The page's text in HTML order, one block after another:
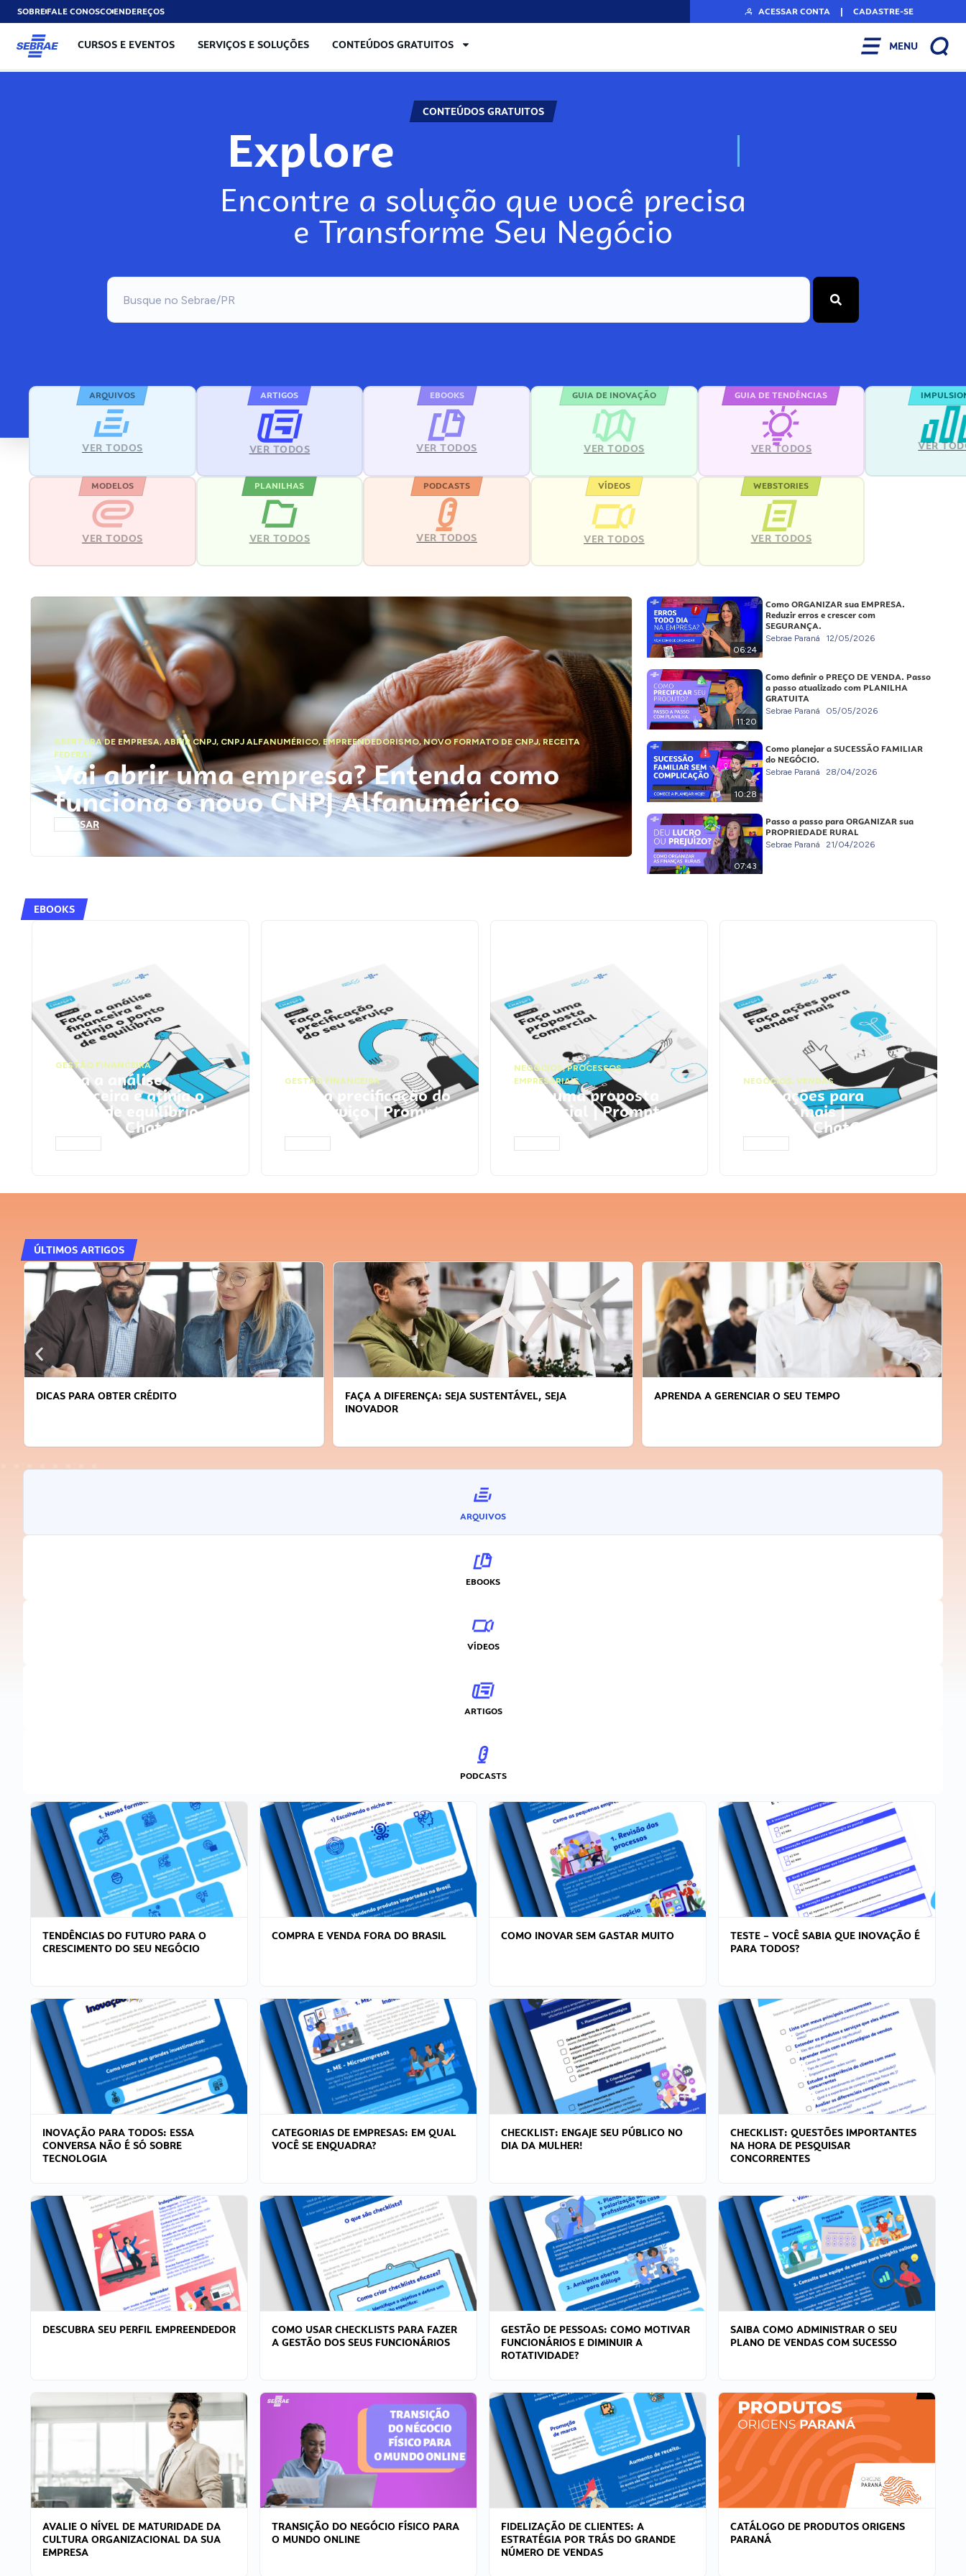
SOBREFALE CONOSCOENDEREÇOS ACESSAR CONTA | CADASTRE-SE
CURSOS E EVENTOS SERVIÇOS E SOLUÇÕES CONTEÚDOS GRATUITOS MENU
CONTEÚDOS GRATUITOS
Explore N
Encontre a solução que você precisa
e Transforme Seu Negócio
ARQUIVOS
VER TODOS
ARTIGOS
VER TODOS
EBOOKS
VER TODOS
GUIA DE INOVAÇÃO
VER TODOS
GUIA DE TENDÊNCIAS
VER TODOS VER
MODELOS
VER TODOS
PLANILHAS
VER TODOS
PODCASTS
VER TODOS
VÍDEOS
VER TODOS
WEBSTORIES
VER TODOS
ABERTURA DE EMPRESA,ABRIR CNPJ, CNPJ ALFANUMÉRICO, EMPREENDEDORISMO,NOVO FORMATO DE CNPJ,RECEITA
FEDERAL
Vai abrir uma empresa? Entenda como
funciona o novo CNPJ Alfanumérico
ACESSAR
06:24
Como ORGANIZAR sua EMPRESA.
Reduzir erros e crescer com
SEGURANÇA.
Sebrae Paraná 12/05/2026
11:20
Como definir o PREÇO DE VENDA. Passo
a passo atualizado com PLANILHA
GRATUITA
Sebrae Paraná 05/05/2026
10:28
Como planejar a SUCESSÃO FAMILIAR
do NEGÓCIO.
Sebrae Paraná 28/04/2026
07:43
Passo a passo para ORGANIZAR sua
PROPRIEDADE RURAL
Sebrae Paraná 21/04/2026
EBOOKS
GESTÃO FINANCEIRA
Faça a análise
financeira e atinja o
ponto de equilíbrio |
Prompts ChatGPT
GESTÃO FINANCEIRA
Faça a precificação do
seu serviço | Prompts
ChatGPT
NEGÓCIOS,PROCESSOS
EMPRESARIAIS
Faça uma proposta
comercial | Prompts
ChatGPT
NEGÓCIOS, VENDAS
Faça ações para
vender mais |
Prompts ChatGPT
ÚLTIMOS ARTIGOS
DICAS PARA OBTER CRÉDITO
FAÇA A DIFERENÇA: SEJA SUSTENTÁVEL, SEJA
INOVADOR
APRENDA A GERENCIAR O SEU TEMPO
ARQUIVOS
EBOOKS
VÍDEOS
ARTIGOS
PODCASTS
TENDÊNCIAS DO FUTURO PARA O
CRESCIMENTO DO SEU NEGÓCIO
COMPRA E VENDA FORA DO BRASIL COMO INOVAR SEM GASTAR MUITO
TESTE – VOCÊ SABIA QUE INOVAÇÃO É
PARA TODOS?
INOVAÇÃO PARA TODOS: ESSA
CONVERSA NÃO É SÓ SOBRE
TECNOLOGIA
CATEGORIAS DE EMPRESAS: EM QUAL
VOCÊ SE ENQUADRA?
CHECKLIST: ENGAJE SEU PÚBLICO NO
DIA DA MULHER!
CHECKLIST: QUESTÕES IMPORTANTES
NA HORA DE PESQUISAR
CONCORRENTES
DESCUBRA SEU PERFIL EMPREENDEDOR
COMO USAR CHECKLISTS PARA FAZER
A GESTÃO DOS SEUS FUNCIONÁRIOS
GESTÃO DE PESSOAS: COMO MOTIVAR
FUNCIONÁRIOS E DIMINUIR A
ROTATIVIDADE?
SAIBA COMO ADMINISTRAR O SEU
PLANO DE VENDAS COM SUCESSO
AVALIE O NÍVEL DE MATURIDADE DA
CULTURA ORGANIZACIONAL DA SUA
EMPRESA
TRANSIÇÃO DO NEGÓCIO FÍSICO PARA
O MUNDO ONLINE
FIDELIZAÇÃO DE CLIENTES: A
ESTRATÉGIA POR TRÁS DO GRANDE
NÚMERO DE VENDAS
CATÁLOGO DE PRODUTOS ORIGENS
PARANÁ